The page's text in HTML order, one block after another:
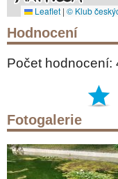
Leaflet | © Klub
Hodnocení
Počet hodnocení:
Fotogalerie